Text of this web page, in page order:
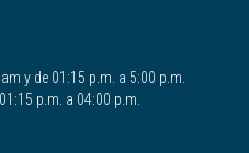
y de 01:15 p.m. a 5:00 p.m.
p.m. a 04:00 p.m.